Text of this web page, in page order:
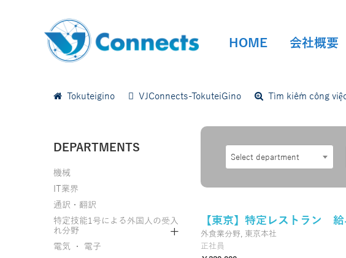
HOME 会社概要
会社概要
Tokuteigino VJConnects-TokuteiGino Tìm kiếm công
DEPARTMENTS
機械
IT業界
通訳・翻訳
特定技能1号による外国人の受入
れ分野
電気 ・ 電子
Select department
【東京】特定レストラン
外食業分野, 東京本社
正社員